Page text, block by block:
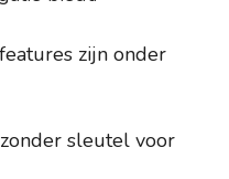
zijn onder
sleutel voor